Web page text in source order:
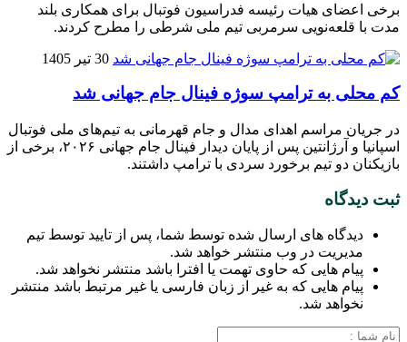
برخی اعضای هیات رئیسه فدراسیون فوتبال برای همکاری بلند
مدت با قلعه‌نویی سرمربی تیم ملی شرطی را مطرح کردند.
30 تیر 1405
کم محلی به ترامپ سوژه فینال جام جهانی شد
در جریان مراسم اهدای مدال و جام قهرمانی به تیم‌های ملی فوتبال
اسپانیا و آرژانتین پس از پایان دیدار فینال جام جهانی ۲۰۲۶، برخی از
بازیکنان دو تیم برخورد سردی با ترامپ داشتند.
ثبت دیدگاه
دیدگاه های ارسال شده توسط شما، پس از تایید توسط تیم
مدیریت در وب منتشر خواهد شد.
پیام هایی که حاوی تهمت یا افترا باشد منتشر نخواهد شد.
پیام هایی که به غیر از زبان فارسی یا غیر مرتبط باشد منتشر
نخواهد شد.